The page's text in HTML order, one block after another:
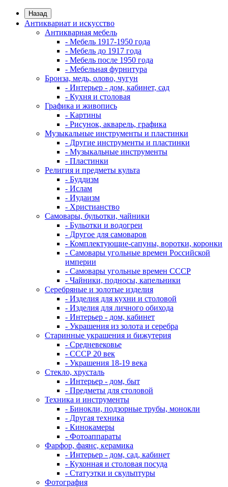
Назад
Антиквариат и искусство
Антикварная мебель
- Мебель 1917-1950 года
- Мебель до 1917 года
- Мебель после 1950 года
- Мебельная фурнитура
Бронза, медь, олово, чугун
- Интерьер - дом, кабинет, сад
- Кухня и столовая
Графика и живопись
- Картины
- Рисунок, акварель, графика
Музыкальные инструменты и пластинки
- Другие инструменты и пластинки
- Музыкальные инструменты
- Пластинки
Религия и предметы культа
- Буддизм
- Ислам
- Иудаизм
- Христианство
Самовары, бульотки, чайники
- Бульотки и водогреи
- Другое для самоваров
- Комплектующие-сапуны, воротки, коронки
- Самовары угольные времен Российской
империи
- Самовары угольные времен СССР
- Чайники, подносы, капельники
Серебряные и золотые изделия
- Изделия для кухни и столовой
- Изделия для личного обихода
- Интерьер - дом, кабинет
- Украшения из золота и серебра
Старинные украшения и бижутерия
- Средневековье
- СССР 20 век
- Украшения 18-19 века
Стекло, хрусталь
- Интерьер - дом, быт
- Предметы для столовой
Техника и инструменты
- Бинокли, подзорные трубы, монокли
- Другая техника
- Кинокамеры
- Фотоаппараты
Фарфор, фаянс, керамика
- Интерьер - дом, сад, кабинет
- Кухонная и столовая посуда
- Статуэтки и скульптуры
Фотография